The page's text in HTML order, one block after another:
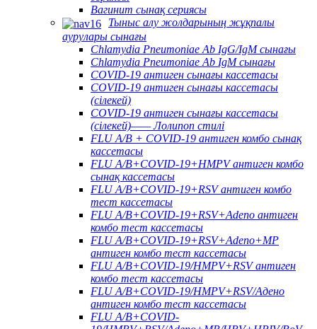
Вагинит сынақ сериясы
Тыныс алу жолдарының жұқпалы
аурулары сынағы
Chlamydia Pneumoniae Ab IgG/IgM сынағы
Chlamydia Pneumoniae Ab IgM сынағы
COVID-19 антиген сынағы кассетасы
COVID-19 антиген сынағы кассетасы
(сілекей)
COVID-19 антиген сынағы кассетасы
(сілекей)—— Лолипоп стилі
FLU A/B + COVID-19 антиген комбо сынақ
кассетасы
FLU A/B+COVID-19+HMPV антиген комбо
сынақ кассетасы
FLU A/B+COVID-19+RSV антиген комбо
тест кассетасы
FLU A/B+COVID-19+RSV+Adeno антиген
комбо тест кассетасы
FLU A/B+COVID-19+RSV+Adeno+MP
антиген комбо тест кассетасы
FLU A/B+COVID-19/HMPV+RSV антиген
комбо тест кассетасы
FLU A/B+COVID-19/HMPV+RSV/Адено
антиген комбо тест кассетасы
FLU A/B+COVID-